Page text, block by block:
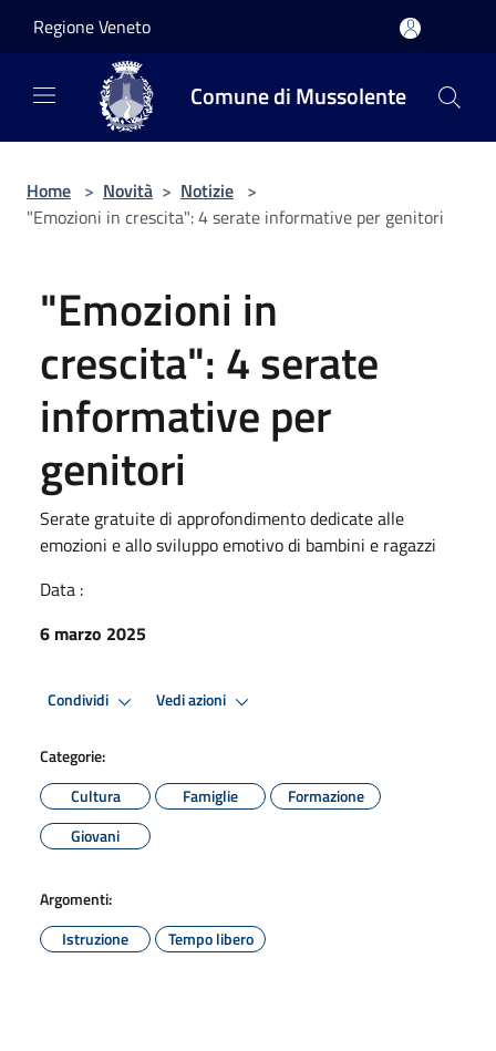
Regione Veneto
Comune di Mussolente
Home > Novità > Notizie >
"Emozioni in crescita": 4 serate informative per genitori
"Emozioni in
crescita": 4 serate
informative per
genitori
Serate gratuite di approfondimento dedicate alle
emozioni e allo sviluppo emotivo di bambini e ragazzi
Data :
6 marzo 2025
Condividi Vedi azioni
Categorie:
Cultura
Famiglie
Formazione
Giovani
Argomenti:
Istruzione
Tempo libero